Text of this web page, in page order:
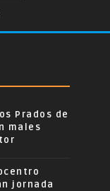
Prados de
males
jornada